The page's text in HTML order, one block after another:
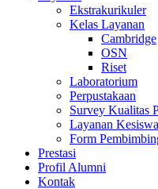
Ekstrakurikuler
Kelas Layanan
Cambridge
OSN
Riset
Laboratorium
Perpustakaan
Survey Kualitas
Layanan
Form
Prestasi
Profil Alumni
Kontak